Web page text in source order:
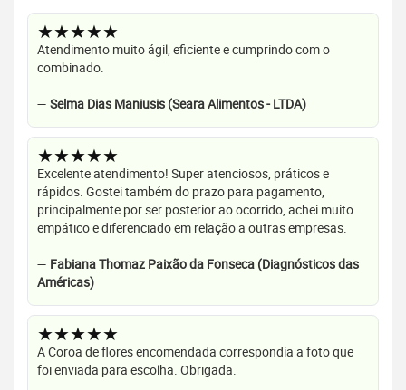
★★★★★
Atendimento muito ágil, eficiente e cumprindo com o
combinado.
— Selma Dias Maniusis (Seara Alimentos - LTDA)
★★★★★
Excelente atendimento! Super atenciosos, práticos e
rápidos. Gostei também do prazo para pagamento,
principalmente por ser posterior ao ocorrido, achei muito
empático e diferenciado em relação a outras empresas.
— Fabiana Thomaz Paixão da Fonseca (Diagnósticos das
Américas)
★★★★★
A Coroa de flores encomendada correspondia a foto que
foi enviada para escolha. Obrigada.